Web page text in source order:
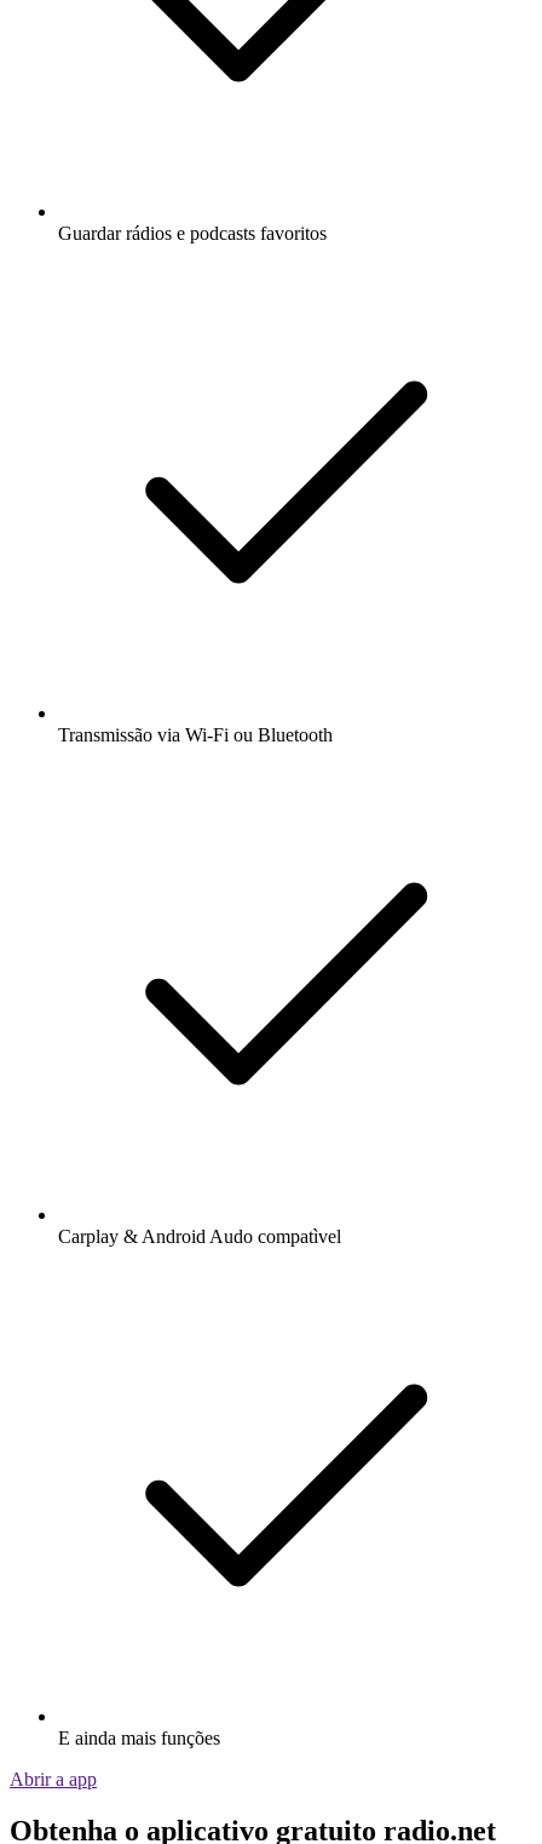
Guardar rádios e podcasts favoritos
Transmissão via Wi-Fi ou Bluetooth
Carplay & Android Audo compatìvel
E ainda mais funções
Abrir a app
Obtenha o aplicativo gratuito radio.net